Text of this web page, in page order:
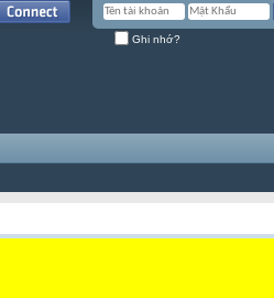
Ghi nhớ?